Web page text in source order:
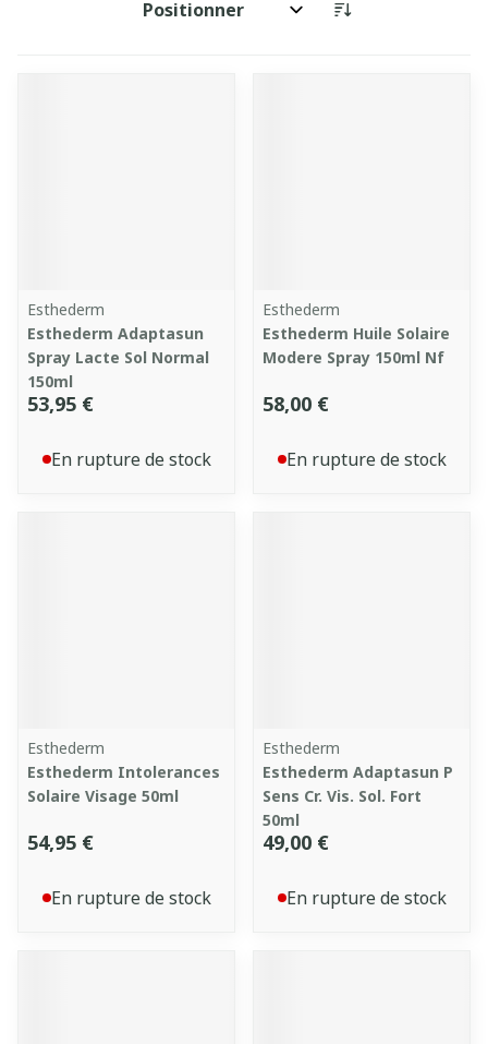
Trier par:
Esthederm
Esthederm Adaptasun
Spray Lacte Sol Normal
150ml
53,95 €
En rupture de stock
Esthederm
Esthederm Huile Solaire
Modere Spray 150ml Nf
58,00 €
En rupture de stock
Esthederm
Esthederm Intolerances
Solaire Visage 50ml
54,95 €
En rupture de stock
Esthederm
Esthederm Adaptasun P
Sens Cr. Vis. Sol. Fort
50ml
49,00 €
En rupture de stock